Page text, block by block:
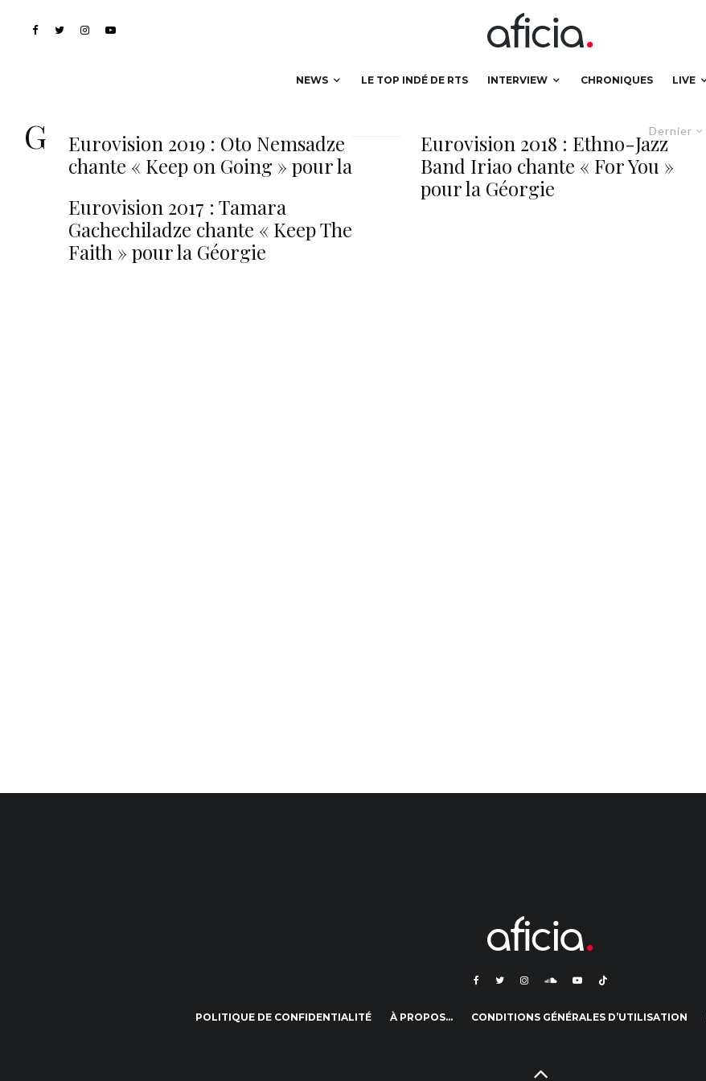
NEWS LE TOP INDÉ DE RTS INTERVIEW CHRONIQUES LIVE
Dernier
Géorgie
Eurovision 2019 : Oto Nemsadze
chante « Keep on Going » pour la
Eurovision 2017 : Tamara
Gachechiladze chante « Keep The
Faith » pour la Géorgie
Eurovision 2018 : Ethno-Jazz
Band Iriao chante « For You »
pour la Géorgie
POLITIQUE DE CONFIDENTIALITÉ À PROPOS… CONDITIONS GÉNÉRALES D’UTILISATION